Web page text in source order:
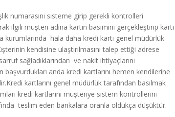
numarasını sisteme girip gerekli kontrolleri
ilgili müşteri adına kartın basımını gerçekleştirip kartı
kurumlarında hala daha kredi kartı genel müdürlük
kendisine ulaştırılmasını talep ettiği adrese
sağladıklarından ve nakit ihtiyaçlarını
başvurdukları anda kredi kartlarını hemen kendilerine
kartlarını genel müdürlük tarafından basılmak
kredi kartlarını müşteriye sistem kontrollerini
teslim eden bankalara oranla oldukça düşüktür.